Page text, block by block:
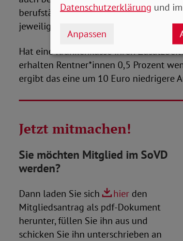
berufstätige Versicherte. Diesen Anteil
jeweilige Krankenkasse weiter.
Hat eine Krankenkasse ihren
erhalten Rentner*innen 0,5 Prozent
ergibt das eine um 10 Euro niedrigere
Jetzt mitmachen!
Sie möchten Mitglied im SoVD
werden?
Dann laden Sie sich hier den
Mitgliedsantrag als pdf-Dokument
herunter, füllen Sie ihn aus und
schicken Sie ihn unterschrieben an
Datenschutzerklärung und im
Anpassen